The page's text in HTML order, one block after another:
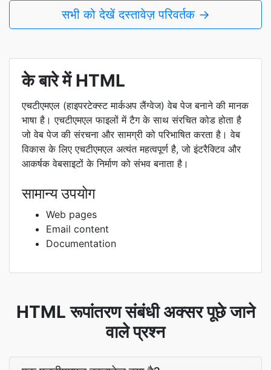
सभी को देखें दस्तावेज़ परिवर्तक →
के बारे में HTML
एचटीएमएल (हाइपरटेक्स्ट मार्कअप लैंग्वेज) वेब पेज बनाने की मानक
भाषा है। एचटीएमएल फाइलों में टैग के साथ संरचित कोड होता है
जो वेब पेज की संरचना और सामग्री को परिभाषित करता है। वेब
विकास के लिए एचटीएमएल अत्यंत महत्वपूर्ण है, जो इंटरैक्टिव और
आकर्षक वेबसाइटों के निर्माण को संभव बनाता है।
सामान्य उपयोग
Web pages
Email content
Documentation
HTML रूपांतरण संबंधी अक्सर पूछे जाने
वाले प्रश्न